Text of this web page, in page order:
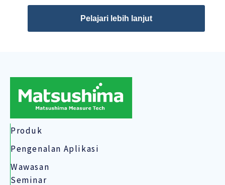
Pelajari lebih lanjut
Produk
Pengenalan Aplikasi
Wawasan
Seminar